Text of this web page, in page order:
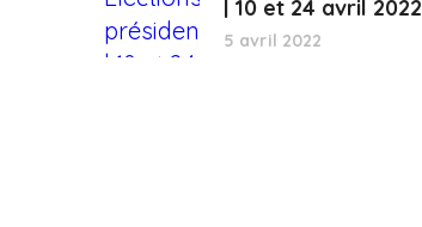
| 10 et 24 avril 2022
5 avril 2022